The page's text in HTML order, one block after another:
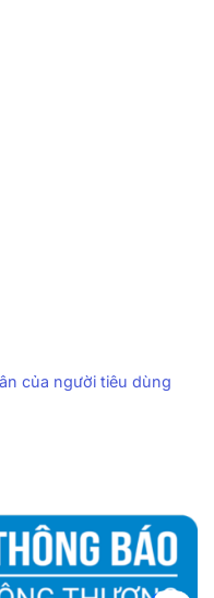
của người tiêu dùng